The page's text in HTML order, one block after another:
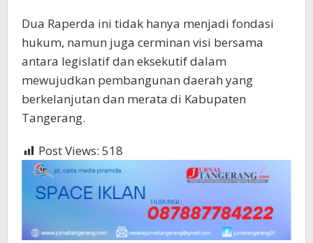
Dua Raperda ini tidak hanya menjadi fondasi
hukum, namun juga cerminan visi bersama
antara legislatif dan eksekutif dalam
mewujudkan pembangunan daerah yang
berkelanjutan dan merata di Kabupaten
Tangerang.
Post Views: 518